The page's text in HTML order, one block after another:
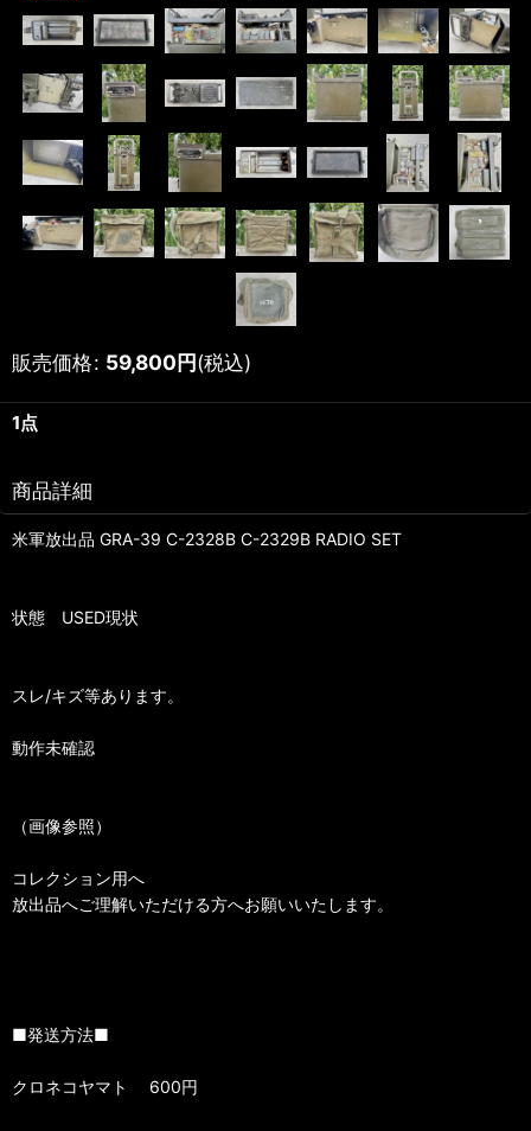
販売価格: 59,800円(税込)
1点
商品詳細
米軍放出品 GRA-39 C-2328B C-2329B RADIO SET
状態 USED現状
スレ/キズ等あります。
動作未確認
（画像参照）
コレクション用へ
放出品へご理解いただける方へお願いいたします。
■発送方法■
クロネコヤマト 600円